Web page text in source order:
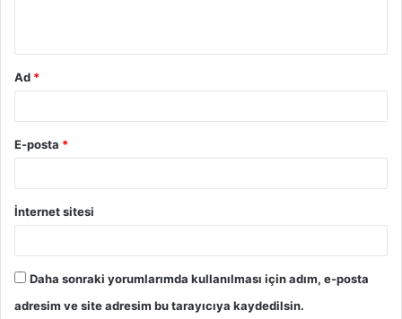
Ad *
E-posta *
İnternet sitesi
Daha sonraki yorumlarımda kullanılması için adım, e-posta
adresim ve site adresim bu tarayıcıya kaydedilsin.